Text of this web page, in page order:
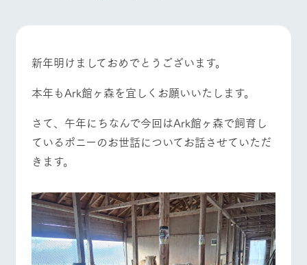
営業時
間・料金
交通アク
セス
フラワー
ガーデン
花のある美しい
自然環境の中、
季節の移り変わ
動物とふ
れあう
触れて、感じ
て、学ぶ。館ヶ
森の雄大な自然
アクティ
ビティ／
ツリーハウスや
各種体験教室な
レストラ
ン
牧場の生産品を
知り尽くした料
ショップ
／お買い
物
丹精込めて育て
牧場マッ
プ
牧場マップのダ
ウンロード
ArkFarm Wedding
お知らせ
ブログ
生産品カタログ・資料DL
English (Google Translate)
牧場トップ 今日の牧場 牧場の楽しみ方
動物とふれあう アクティビティ/体験 ショップ/お買い物
新年明けましておめでとうございます。
本年もArk館ヶ森を宜しくお願いいたします。
さて、午年にちなんで今回はArk館ヶ森で飼育し
ているポニーのお世話についてお話させていただ
きます。